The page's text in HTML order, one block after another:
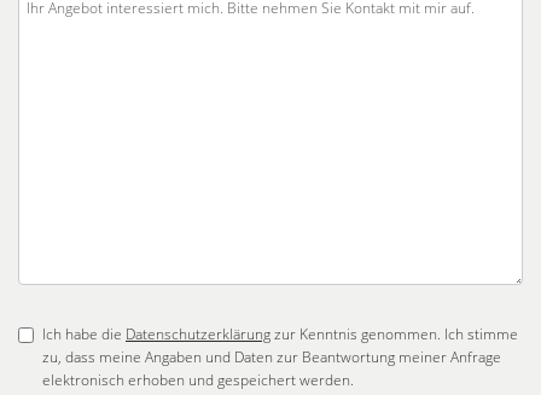
Ich habe die Datenschutzerklärungzur Kenntnis genommen. Ich stimme
zu, dass meine Angaben und Daten zur Beantwortung meiner Anfrage
elektronisch erhoben und gespeichert werden.